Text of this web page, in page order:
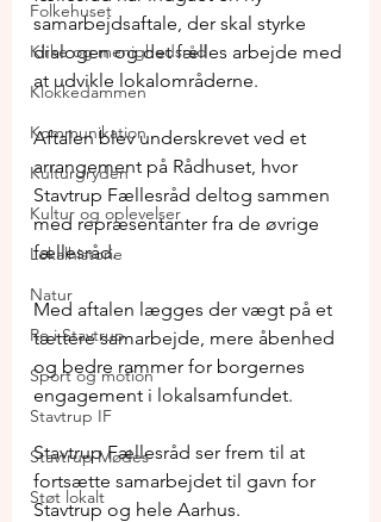
Folkehuset
Kirke og menighedsråd
Klokkedammen
Kommunikation
Kulturgryden
Kultur og oplevelser
Lokalhistorie
Natur
Ro i Stavtrup
Sport og motion
Stavtrup IF
Stavtrup Mødes
Støt lokalt
samarbejdsaftale, der skal styrke
dialogen og det fælles arbejde med
at udvikle lokalområderne.
Aftalen blev underskrevet ved et
arrangement på Rådhuset, hvor
Stavtrup Fællesråd deltog sammen
med repræsentanter fra de øvrige
fællesråd.
Med aftalen lægges der vægt på et
tættere samarbejde, mere åbenhed
og bedre rammer for borgernes
engagement i lokalsamfundet.
Stavtrup Fællesråd ser frem til at
fortsætte samarbejdet til gavn for
Stavtrup og hele Aarhus.